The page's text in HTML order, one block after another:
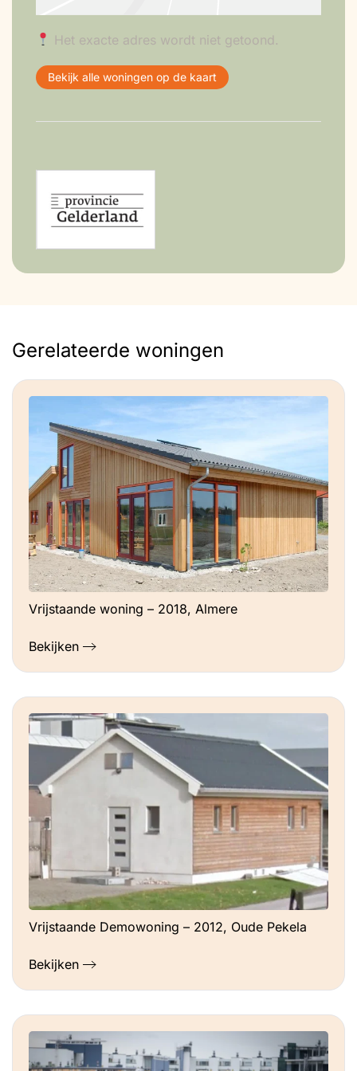
Het exacte adres wordt niet getoond.
Bekijk alle woningen op de kaart
Gerelateerde woningen
Vrijstaande woning – 2018, Almere
Bekijken
Vrijstaande Demowoning – 2012, Oude Pekela
Bekijken